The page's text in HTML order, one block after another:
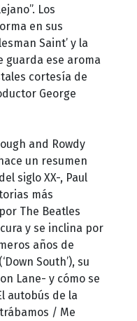
Los
en sus
Saint’ y la
guarda ese aroma
cortesía de
George
and Rowdy
un resumen
siglo XX-, Paul
más
The Beatles
y se inclina por
años de
South’), su
Lane- y cómo se
autobús de la
/ Me